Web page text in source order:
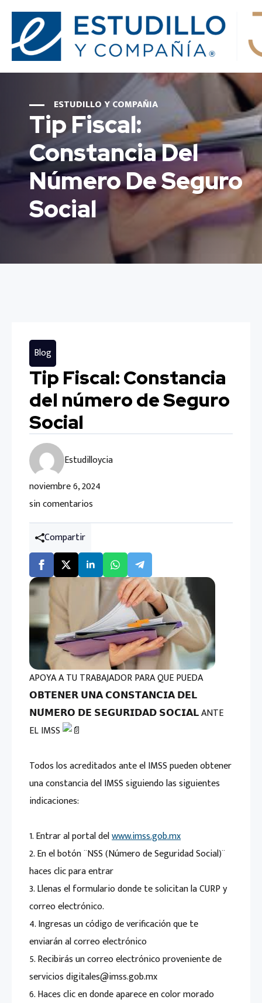
ESTUDILLO Y COMPAÑIA
Tip Fiscal:
Constancia Del
Número De Seguro
Social
Blog
Tip Fiscal: Constancia
del número de Seguro
Social
Estudilloycia
noviembre 6, 2024
sin comentarios
Compartir
APOYA A TU TRABAJADOR PARA QUE PUEDA
𝗢𝗕𝗧𝗘𝗡𝗘𝗥 𝗨𝗡𝗔 𝗖𝗢𝗡𝗦𝗧𝗔𝗡𝗖𝗜𝗔 𝗗𝗘𝗟
𝗡𝗨́𝗠𝗘𝗥𝗢 𝗗𝗘 𝗦𝗘𝗚𝗨𝗥𝗜𝗗𝗔𝗗 𝗦𝗢𝗖𝗜𝗔𝗟 ANTE
EL IMSS
Todos los acreditados ante el IMSS pueden obtener
una constancia del IMSS siguiendo las siguientes
indicaciones:
1. Entrar al portal delwww.imss.gob.mx
2. En el botón ¨NSS (Número de Seguridad Social)¨
haces clic para entrar
3. Llenas el formulario donde te solicitan la CURP y
correo electrónico.
4. Ingresas un código de verificación que te
enviarán al correo electrónico
5. Recibirás un correo electrónico proveniente de
servicios digitales@imss.gob.mx
6. Haces clic en donde aparece en color morado